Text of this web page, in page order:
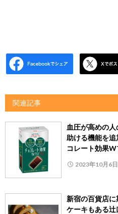
関連記事
血圧が高めの
助ける機能を
コレート効果W
2023年10月6日
新宿の百貨店
ケーキもある